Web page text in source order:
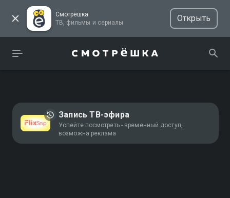
Смотрёшка
ТВ, фильмы и сериалы
Открыть
Запись ТВ-эфира
Успейте посмотреть - временный доступ,
возможна реклама